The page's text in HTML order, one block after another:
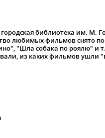
городская библиотека им. М.
любимых фильмов снято по
"Шла собака по роялю" и
из каких фильмов ушли